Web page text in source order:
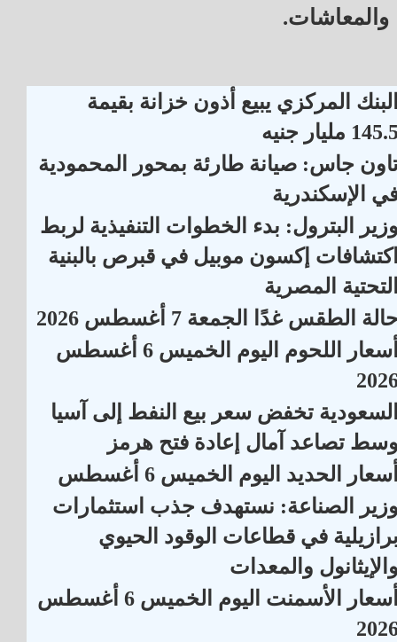
والمعاشات.
المركزي يبيع أذون خزانة بقيمة
مليار جنيه
جاس: صيانة طارئة بمحور المحمودية
الإسكندرية
البترول: بدء الخطوات التنفيذية لربط
إكسون موبيل في قبرص بالبنية
المصرية
الطقس غدًا الجمعة 7 أغسطس 2026
أسعار اللحوم اليوم الخميس 6 أغسطس
تخفض سعر بيع النفط إلى آسيا
تصاعد آمال إعادة فتح هرمز
الحديد اليوم الخميس 6 أغسطس
الصناعة: نستهدف جذب استثمارات
في قطاعات الوقود الحيوي
والمعدات
أسعار الأسمنت اليوم الخميس 6 أغسطس